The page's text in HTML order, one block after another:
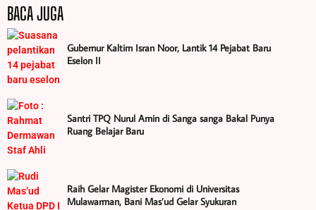
BACA JUGA
Gubernur Kaltim Isran Noor, Lantik 14 Pejabat Baru
Eselon II
Santri TPQ Nurul Amin di Sanga sanga Bakal Punya
Ruang Belajar Baru
Raih Gelar Magister Ekonomi di Universitas
Mulawarman, Bani Mas’ud Gelar Syukuran